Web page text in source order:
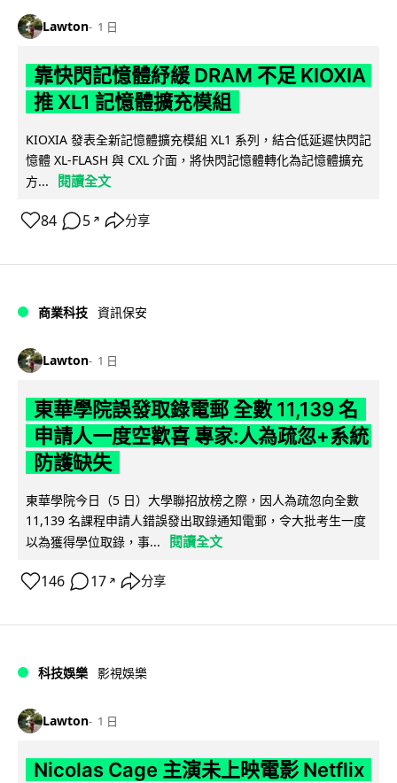
Lawton 1 日
靠快閃記憶體紓緩 DRAM 不足 KIOXIA
推 XL1 記憶體擴充模組
KIOXIA 發表全新記憶體擴充模組 XL1 系列，結合低延遲快閃記
憶體 XL-FLASH 與 CXL 介面，將快閃記憶體轉化為記憶體擴充
方...
閱讀全文
84 5 ↗ 分享
商業科技 資訊保安
Lawton 1 日
東華學院誤發取錄電郵 全數 11,139 名
申請人一度空歡喜 專家:人為疏忽+系統
防護缺失
東華學院今日（5 日）大學聯招放榜之際，因人為疏忽向全數
11,139 名課程申請人錯誤發出取錄通知電郵，令大批考生一度
以為獲得學位取錄，事...
閱讀全文
146 17 ↗ 分享
科技娛樂 影視娛樂
Lawton 1 日
Nicolas Cage 主演未上映電影 Netflix